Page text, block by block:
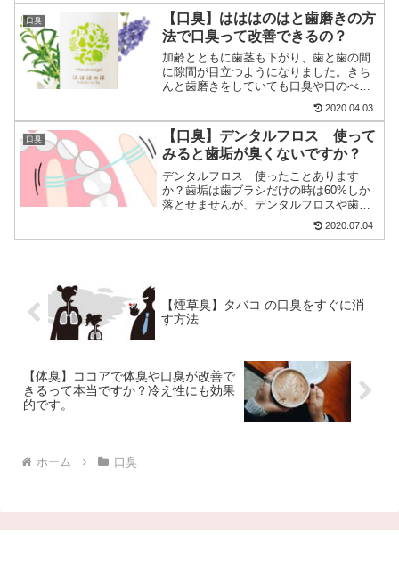
口コミやアマゾンの口コミも紹介してい
ます。
口臭
【口臭】はははのはと歯磨きの方
法で口臭って改善できるの？
加齢とともに歯茎も下がり、歯と歯の間
に隙間が目立つようになりました。きち
んと歯磨きをしていても口臭や口のべた
べたや磨き残しが気になるようになりま
す。歯磨き粉を泡が立たないものに替
え、日中は歯茎のマッサージで口臭を減
らすことができました。口臭で悩んでい
る方は参考にしてください。
2020.04.03
口臭
【口臭】デンタルフロス 使って
みると歯垢が臭くないですか？
デンタルフロス 使ったことあります
か？歯垢は歯ブラシだけの時は60%しか
落とせませんが、デンタルフロスや歯間
ブラシを使うと80%も落とす事ができる
んです。虫歯や歯周病の予防にもなりま
2020.07.04
【煙草臭】タバコ の口臭をすぐに消
す方法
【体臭】ココアで体臭や口臭が改善で
きるって本当ですか？冷え性にも効果
的です。
ホーム 口臭